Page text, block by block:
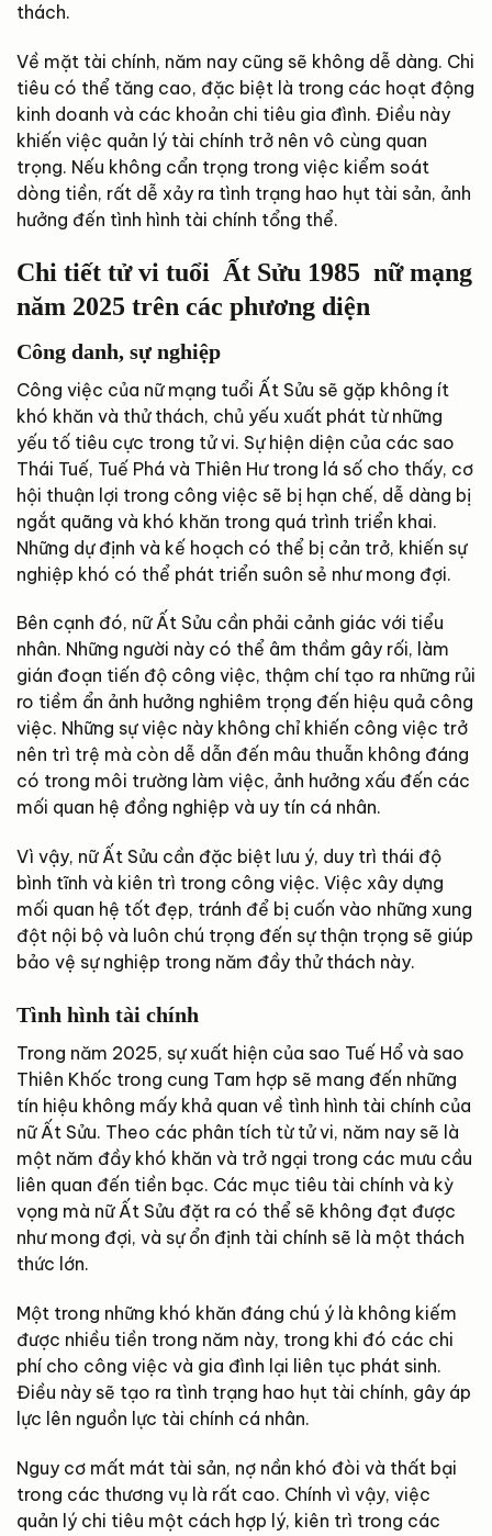
thách.
Về mặt tài chính, năm nay cũng sẽ không dễ dàng. Chi
tiêu có thể tăng cao, đặc biệt là trong các hoạt động
kinh doanh và các khoản chi tiêu gia đình. Điều này
khiến việc quản lý tài chính trở nên vô cùng quan
trọng. Nếu không cẩn trọng trong việc kiểm soát
dòng tiền, rất dễ xảy ra tình trạng hao hụt tài sản, ảnh
hưởng đến tình hình tài chính tổng thể.
Chi tiết tử vi tuổi Ất Sửu 1985 nữ mạng
năm 2025 trên các phương diện
Công danh, sự nghiệp
Công việc của nữ mạng tuổi Ất Sửu sẽ gặp không ít
khó khăn và thử thách, chủ yếu xuất phát từ những
yếu tố tiêu cực trong tử vi. Sự hiện diện của các sao
Thái Tuế, Tuế Phá và Thiên Hư trong lá số cho thấy, cơ
hội thuận lợi trong công việc sẽ bị hạn chế, dễ dàng bị
ngắt quãng và khó khăn trong quá trình triển khai.
Những dự định và kế hoạch có thể bị cản trở, khiến sự
nghiệp khó có thể phát triển suôn sẻ như mong đợi.
Bên cạnh đó, nữ Ất Sửu cần phải cảnh giác với tiểu
nhân. Những người này có thể âm thầm gây rối, làm
gián đoạn tiến độ công việc, thậm chí tạo ra những rủi
ro tiềm ẩn ảnh hưởng nghiêm trọng đến hiệu quả công
việc. Những sự việc này không chỉ khiến công việc trở
nên trì trệ mà còn dễ dẫn đến mâu thuẫn không đáng
có trong môi trường làm việc, ảnh hưởng xấu đến các
mối quan hệ đồng nghiệp và uy tín cá nhân.
Vì vậy, nữ Ất Sửu cần đặc biệt lưu ý, duy trì thái độ
bình tĩnh và kiên trì trong công việc. Việc xây dựng
mối quan hệ tốt đẹp, tránh để bị cuốn vào những xung
đột nội bộ và luôn chú trọng đến sự thận trọng sẽ giúp
bảo vệ sự nghiệp trong năm đầy thử thách này.
Tình hình tài chính
Trong năm 2025, sự xuất hiện của sao Tuế Hổ và sao
Thiên Khốc trong cung Tam hợp sẽ mang đến những
tín hiệu không mấy khả quan về tình hình tài chính của
nữ Ất Sửu. Theo các phân tích từ tử vi, năm nay sẽ là
một năm đầy khó khăn và trở ngại trong các mưu cầu
liên quan đến tiền bạc. Các mục tiêu tài chính và kỳ
vọng mà nữ Ất Sửu đặt ra có thể sẽ không đạt được
như mong đợi, và sự ổn định tài chính sẽ là một thách
thức lớn.
Một trong những khó khăn đáng chú ý là không kiếm
được nhiều tiền trong năm này, trong khi đó các chi
phí cho công việc và gia đình lại liên tục phát sinh.
Điều này sẽ tạo ra tình trạng hao hụt tài chính, gây áp
lực lên nguồn lực tài chính cá nhân.
Nguy cơ mất mát tài sản, nợ nần khó đòi và thất bại
trong các thương vụ là rất cao. Chính vì vậy, việc
quản lý chi tiêu một cách hợp lý, kiên trì trong các